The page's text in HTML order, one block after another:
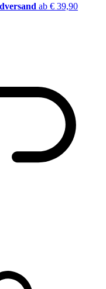
ab € 39,90